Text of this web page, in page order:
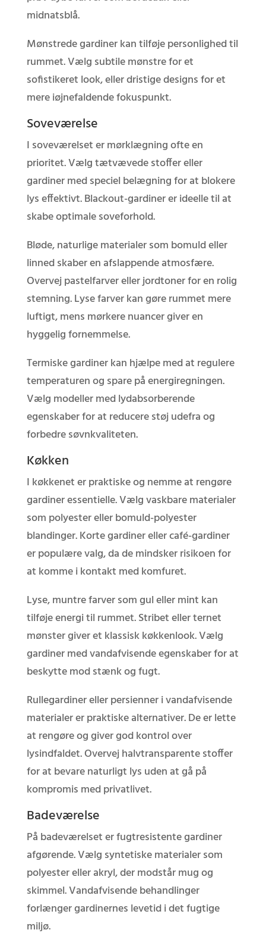
midnatsblå.
Mønstrede gardiner kan tilføje personlighed til
rummet. Vælg subtile mønstre for et
sofistikeret look, eller dristige designs for et
mere iøjnefaldende fokuspunkt.
Soveværelse
I soveværelset er mørklægning ofte en
prioritet. Vælg tætvævede stoffer eller
gardiner med speciel belægning for at blokere
lys effektivt. Blackout-gardiner er ideelle til at
skabe optimale soveforhold.
Bløde, naturlige materialer som bomuld eller
linned skaber en afslappende atmosfære.
Overvej pastelfarver eller jordtoner for en rolig
stemning. Lyse farver kan gøre rummet mere
luftigt, mens mørkere nuancer giver en
hyggelig fornemmelse.
Termiske gardiner kan hjælpe med at regulere
temperaturen og spare på energiregningen.
Vælg modeller med lydabsorberende
egenskaber for at reducere støj udefra og
forbedre søvnkvaliteten.
Køkken
I køkkenet er praktiske og nemme at rengøre
gardiner essentielle. Vælg vaskbare materialer
som polyester eller bomuld-polyester
blandinger. Korte gardiner eller café-gardiner
er populære valg, da de mindsker risikoen for
at komme i kontakt med komfuret.
Lyse, muntre farver som gul eller mint kan
tilføje energi til rummet. Stribet eller ternet
mønster giver et klassisk køkkenlook. Vælg
gardiner med vandafvisende egenskaber for at
beskytte mod stænk og fugt.
Rullegardiner eller persienner i vandafvisende
materialer er praktiske alternativer. De er lette
at rengøre og giver god kontrol over
lysindfaldet. Overvej halvtransparente stoffer
for at bevare naturligt lys uden at gå på
kompromis med privatlivet.
Badeværelse
På badeværelset er fugtresistente gardiner
afgørende. Vælg syntetiske materialer som
polyester eller akryl, der modstår mug og
skimmel. Vandafvisende behandlinger
forlænger gardinernes levetid i det fugtige
miljø.